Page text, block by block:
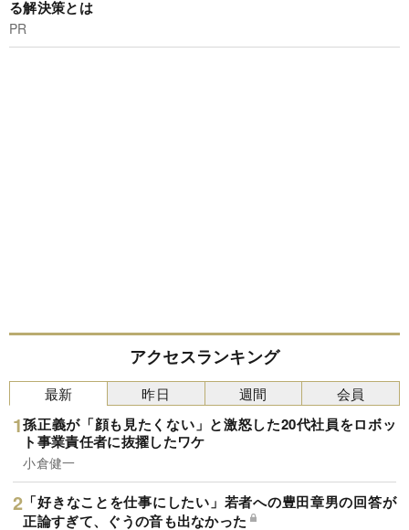
る解決策とは
PR
アクセスランキング
最新
孫正義が「顔も見たくない」と激怒した20代社員をロボッ
ト事業責任者に抜擢したワケ
小倉健一
「好きなことを仕事にしたい」若者への豊田章男の回答が
正論すぎて、ぐうの音も出なかった
昨日 週間 会員